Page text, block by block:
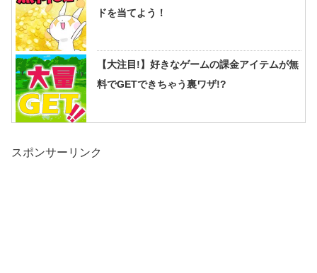
ドを当てよう！
【大注目!】好きなゲームの課金アイテムが無
料でGETできちゃう裏ワザ!?
スポンサーリンク